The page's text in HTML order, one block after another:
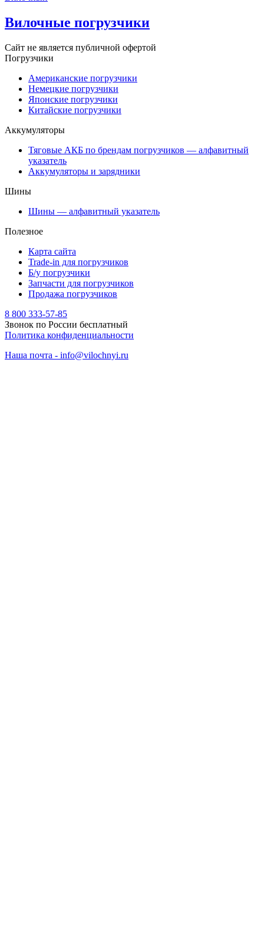
Вилочные погрузчики
Сайт не является публичной офертой
Погрузчики
Американские погрузчики
Немецкие погрузчики
Японские погрузчики
Китайские погрузчики
Аккумуляторы
Тяговые АКБ по брендам погрузчиков — алфавитный
указатель
Аккумуляторы и зарядники
Шины
Шины — алфавитный указатель
Полезное
Карта сайта
Trade-in для погрузчиков
Б/у погрузчики
Запчасти для погрузчиков
Продажа погрузчиков
8 800 333-57-85
Звонок по России бесплатный
Политика конфиденциальности
Наша почта - info@vilochnyi.ru